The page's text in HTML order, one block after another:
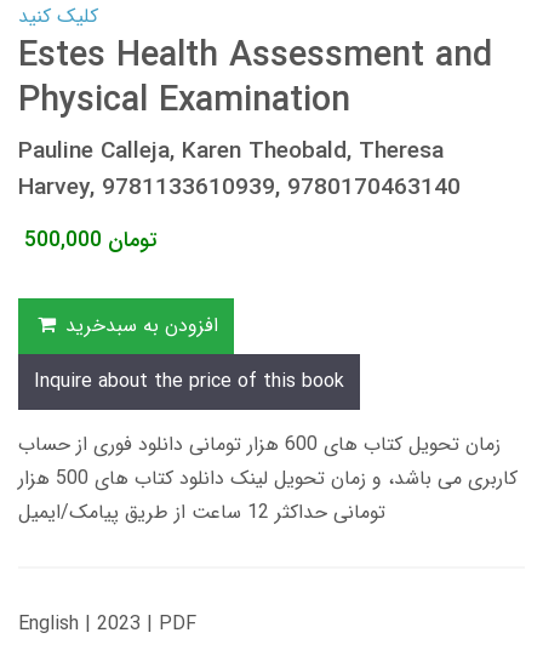
کلیک کنید
Estes Health Assessment and
Physical Examination
Pauline Calleja, Karen Theobald, Theresa
Harvey, 9781133610939, 9780170463140
500,000 تومان
افزودن به سبدخرید
Inquire about the price of this book
زمان تحویل کتاب های 600 هزار تومانی دانلود فوری از حساب
کاربری می باشد، و زمان تحویل لینک دانلود کتاب های 500 هزار
تومانی حداکثر 12 ساعت از طریق پیامک/ایمیل
English | 2023 | PDF